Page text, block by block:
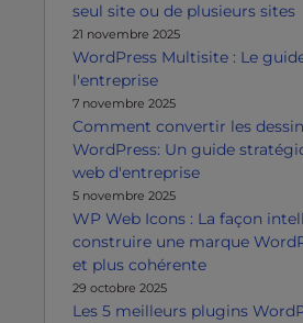
seul site ou de plusieurs sites
21 novembre 2025
WordPress Multisite : Le
l'entreprise
7 novembre 2025
Comment convertir les
WordPress: Un guide
web d'entreprise
5 novembre 2025
WP Web Icons : La façon
construire une marque
et plus cohérente
29 octobre 2025
Les 5 meilleurs plugins